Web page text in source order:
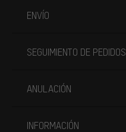
ENVÍO
SEGUIMIENTO DE PEDIDOS
ANULACIÓN
INFORMACIÓN